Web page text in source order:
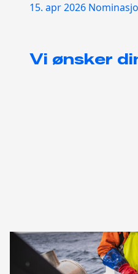
15. apr 2026
Vi ønsker